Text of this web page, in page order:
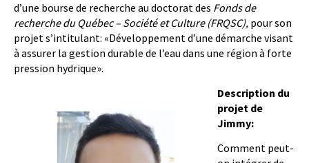
d’une bourse de recherche au doctorat des Fonds de
recherche du Québec – Société et Culture (FRQSC), pour son
projet s’intitulant: «Développement d’une démarche visant
à assurer la gestion durable de l’eau dans une région à forte
pression hydrique».
Description du
projet de
Jimmy:
Comment peut-